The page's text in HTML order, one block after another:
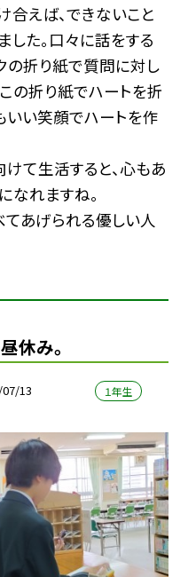
えば、できないこと
した。口々に話をする
の折り紙で質問に対し
の折り紙でハートを折
いい笑顔でハートを作
て生活すると、心もあ
なれますね。
あげられる優しい人
休み。
13 １年生